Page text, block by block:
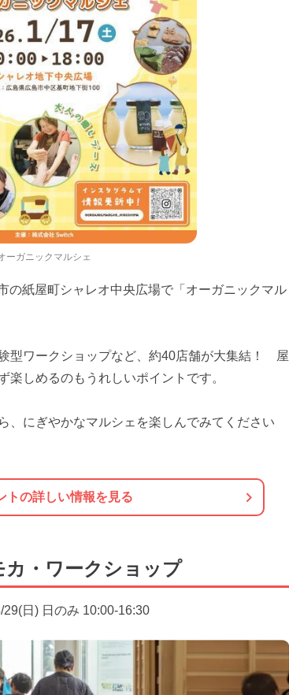
ーガニックマルシェ
の紙屋町シャレオ中央広場で「オーガニックマル
型ワークショップなど、約40店舗が大集結！ 屋
楽しめるのもうれしいポイントです。
、にぎやかなマルシェを楽しんでみてください
トの詳しい情報を見る
カ・ワークショップ
日) 日のみ 10:00-16:30